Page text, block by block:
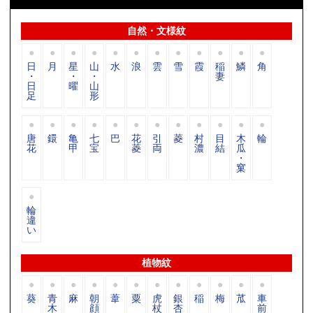
自然・文様紋
日
・
日
足
月 星
・
曜
山
・
山
形
水 浪 雲 雪 霞 稲
妻
鱗 角
唐
花
鐶 亀
甲
七
宝
巴 花
菱
引
両
菱 村
濃
目
結
木
瓜
・
窠
輪
輪
違
い
植物紋
葵 青
木
麻 朝
顔
葦 粟 虎
杖
銀
杏
稲 梅 苽 車
前